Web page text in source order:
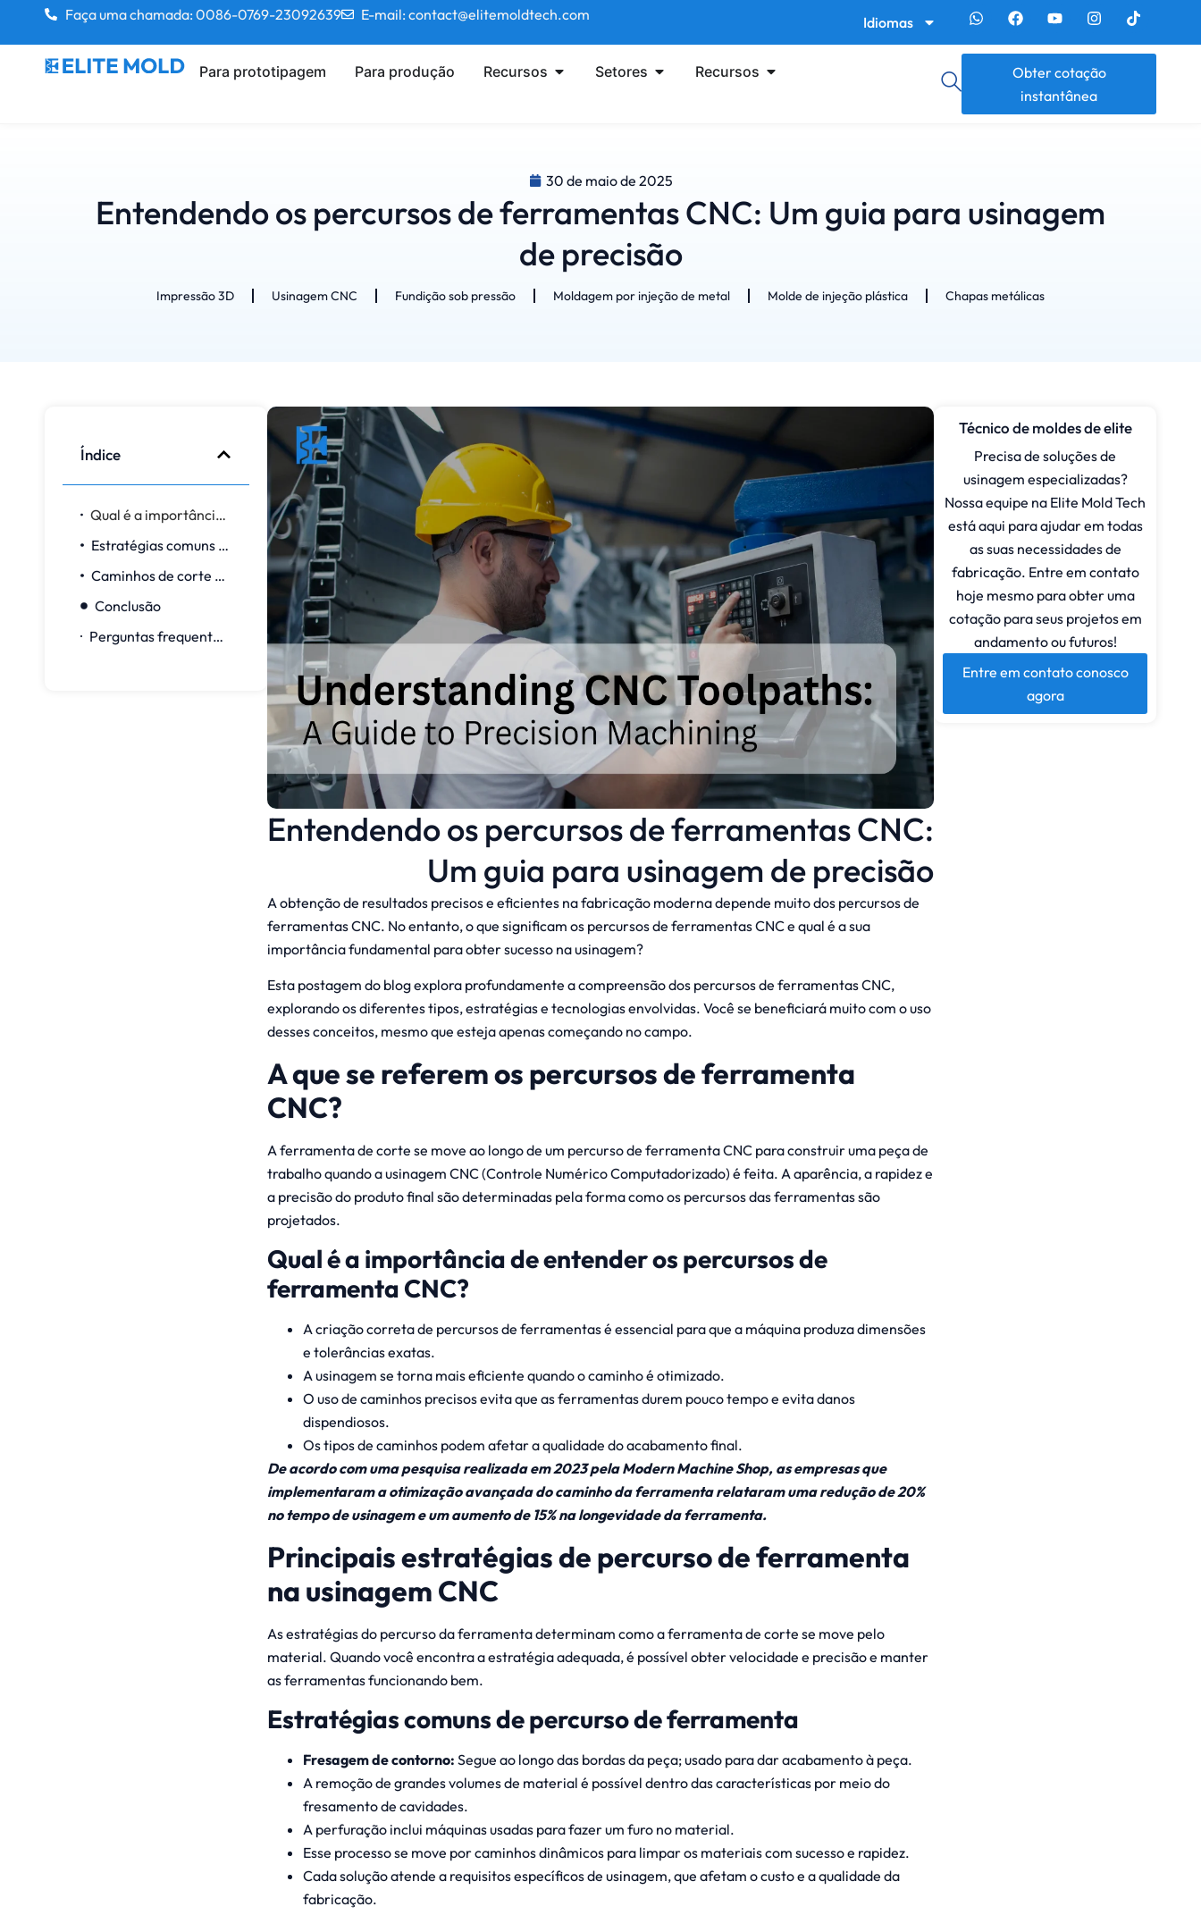
Faça uma chamada: 0086-0769-23092639 E-mail: contact@elitemoldtech.com Idiomas
Para prototipagem Para produção Recursos Setores Recursos
Obter cotação
instantânea
30 de maio de 2025
Entendendo os percursos de ferramentas CNC: Um guia para usinagem
de precisão
Impressão 3D Usinagem CNC Fundição sob pressão Moldagem por injeção de metal Molde de injeção plástica Chapas metálicas
Índice
Qual é a importância de entender os percursos de ferramenta CNC?
Estratégias comuns de percurso de ferramenta
Caminhos de corte CNC de 3 eixos versus 5 eixos
Conclusão
Perguntas frequentes sobre como entender os percursos de ferramenta CNC
Entendendo os percursos de ferramentas CNC:
Um guia para usinagem de precisão
A obtenção de resultados precisos e eficientes na fabricação moderna depende muito dos percursos de
ferramentas CNC. No entanto, o que significam os percursos de ferramentas CNC e qual é a sua
importância fundamental para obter sucesso na usinagem?
Esta postagem do blog explora profundamente a compreensão dos percursos de ferramentas CNC,
explorando os diferentes tipos, estratégias e tecnologias envolvidas. Você se beneficiará muito com o uso
desses conceitos, mesmo que esteja apenas começando no campo.
A que se referem os percursos de ferramenta
CNC?
A ferramenta de corte se move ao longo de um percurso de ferramenta CNC para construir uma peça de
trabalho quando a usinagem CNC (Controle Numérico Computadorizado) é feita. A aparência, a rapidez e
a precisão do produto final são determinadas pela forma como os percursos das ferramentas são
projetados.
Qual é a importância de entender os percursos de
ferramenta CNC?
A criação correta de percursos de ferramentas é essencial para que a máquina produza dimensões
e tolerâncias exatas.
A usinagem se torna mais eficiente quando o caminho é otimizado.
O uso de caminhos precisos evita que as ferramentas durem pouco tempo e evita danos
dispendiosos.
Os tipos de caminhos podem afetar a qualidade do acabamento final.
De acordo com uma pesquisa realizada em 2023 pela Modern Machine Shop, as empresas que
implementaram a otimização avançada do caminho da ferramenta relataram uma redução de 20%
no tempo de usinagem e um aumento de 15% na longevidade da ferramenta.
Principais estratégias de percurso de ferramenta
na usinagem CNC
As estratégias do percurso da ferramenta determinam como a ferramenta de corte se move pelo
material. Quando você encontra a estratégia adequada, é possível obter velocidade e precisão e manter
as ferramentas funcionando bem.
Estratégias comuns de percurso de ferramenta
Fresagem de contorno: Segue ao longo das bordas da peça; usado para dar acabamento à peça.
A remoção de grandes volumes de material é possível dentro das características por meio do
fresamento de cavidades.
A perfuração inclui máquinas usadas para fazer um furo no material.
Esse processo se move por caminhos dinâmicos para limpar os materiais com sucesso e rapidez.
Cada solução atende a requisitos específicos de usinagem, que afetam o custo e a qualidade da
fabricação.
Técnico de moldes de elite
Precisa de soluções de
usinagem especializadas?
Nossa equipe na Elite Mold Tech
está aqui para ajudar em todas
as suas necessidades de
fabricação. Entre em contato
hoje mesmo para obter uma
cotação para seus projetos em
andamento ou futuros!
Entre em contato conosco
agora